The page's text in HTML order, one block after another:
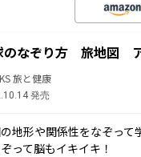
のなぞり方 旅地図
旅と健康
発売
地形や関係性をなぞっ
って脳もイキイキ！